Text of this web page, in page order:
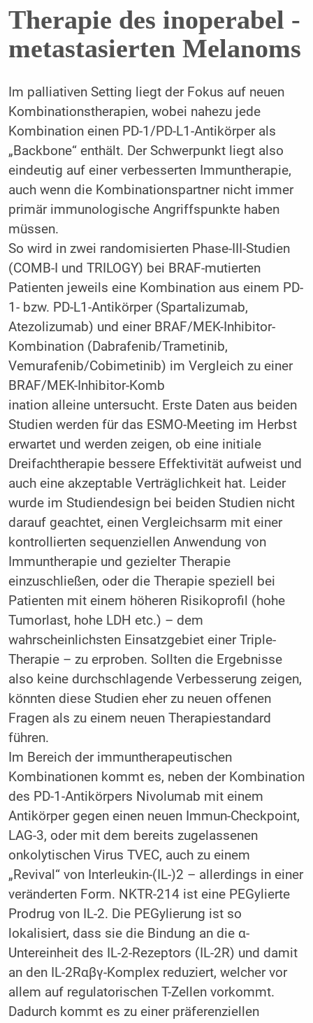
Therapie des inoperabel ­
metastasierten Melanoms
Im palliativen Setting liegt der Fokus auf neuen
Kombinationstherapien, wobei nahezu jede
Kombination einen PD-1/PD-L1-Antikörper als
„Backbone“ enthält. Der Schwerpunkt liegt also
eindeutig auf einer verbesserten Immuntherapie,
auch wenn die Kombinationspartner nicht immer
primär immunologische Angriffspunkte haben
müssen.
So wird in zwei randomisierten Phase-III-Studien
(COMB-I und TRILOGY) bei BRAF-mutierten
Patienten jeweils eine Kombination aus einem PD-
1- bzw. PD-L1-Antikörper (Spartalizumab,
Atezolizumab) und einer BRAF/MEK-Inhibitor-
Kombination (Dabrafenib/Trametinib,
Vemurafenib/Cobimetinib) im Vergleich zu einer
BRAF/MEK-Inhibitor-Komb
ination alleine untersucht. Erste Daten aus beiden
Studien werden für das ESMO-Meeting im Herbst
erwartet und werden zeigen, ob eine initiale
Dreifachtherapie bessere Effektivität aufweist und
auch eine akzeptable Verträglichkeit hat. Leider
wurde im Studiendesign bei beiden Studien nicht
darauf geachtet, einen Vergleichsarm mit einer
kontrollierten sequenziellen Anwendung von
Immuntherapie und gezielter Therapie
einzuschließen, oder die Therapie speziell bei
Patienten mit einem höheren Risikoprofil (hohe
Tumorlast, hohe LDH etc.) – dem
wahrscheinlichsten Einsatzgebiet einer Triple-
Therapie – zu erproben. Sollten die Ergebnisse
also keine durchschlagende Verbesserung zeigen,
könnten diese Studien eher zu neuen offenen
Fragen als zu einem neuen Therapiestandard
führen.
Im Bereich der immuntherapeutischen
Kombinationen kommt es, neben der Kombination
des PD-1-Antikörpers Nivolumab mit einem
Antikörper gegen einen neuen Immun-Checkpoint,
LAG-3, oder mit dem bereits zugelassenen
onkolytischen Virus TVEC, auch zu einem
„Revival“ von Interleukin-(IL-)2 – allerdings in einer
veränderten Form. NKTR-214 ist eine PEGylierte
Prodrug von IL-2. Die PEGylierung ist so
lokalisiert, dass sie die Bindung an die α-
Untereinheit des IL-2-Rezeptors (IL-2R) und damit
an den IL-2Rαβγ-Komplex reduziert, welcher vor
allem auf regulatorischen T-Zellen vorkommt.
Dadurch kommt es zu einer präferenziellen